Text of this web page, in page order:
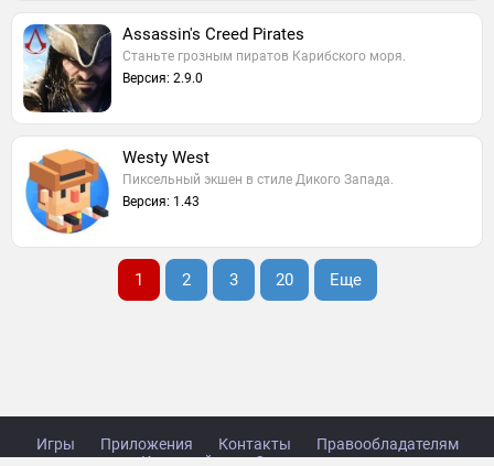
Assassin's Creed Pirates
Станьте грозным пиратов Карибского моря.
Версия: 2.9.0
Westy West
Пиксельный экшен в стиле Дикого Запада.
Версия: 1.43
1 2 3 20 Еще
Игры Приложения Контакты
Правообладателям
Карта сайта
Стол заказов